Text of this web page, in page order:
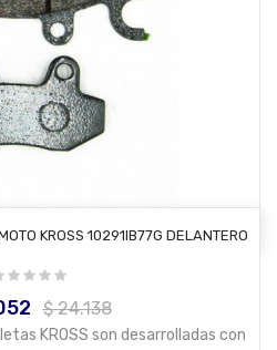
AL CARRITO
KROSS 10291IB77G DELANTERO
Precio
base
$ 24.138
KROSS son desarrolladas con